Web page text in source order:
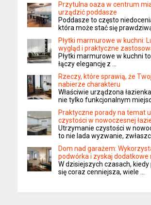
Przytulna oaza w centrum
urządzić poddasze
Poddasze to często
która może stać się
Płytki marmurowe w kuchni:
wygląd i praktyczne
Płytki marmurowe w kuchni
łączy elegancję z …
Rzeczy, które sprawią, że
nabierze charakteru
Właściwie urządzona
nie tylko funkcjonalnym
Praktyczne porady na temat
czystości w nowoczesnej
Utrzymanie czystości w
to nie lada wyzwanie,
Dom nad garażem:
podwórka i zyskaj dodatkowe
W dzisiejszych czasach,
się coraz cenniejsza, wiele …